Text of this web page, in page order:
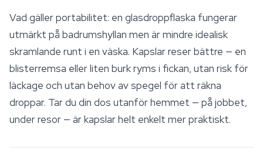
Vad gäller portabilitet: en glasdroppflaska fungerar
utmärkt på badrumshyllan men är mindre idealisk
skramlande runt i en väska. Kapslar reser bättre — en
blisterremsa eller liten burk ryms i fickan, utan risk för
läckage och utan behov av spegel för att räkna
droppar. Tar du din dos utanför hemmet — på jobbet,
under resor — är kapslar helt enkelt mer praktiskt.